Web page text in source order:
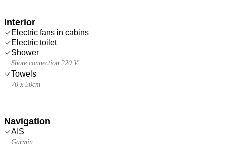
Interior
Electric fans in cabins
Electric toilet
Shower
Shore connection 220 V
Towels
70 x 50cm
Navigation
AIS
Garmin